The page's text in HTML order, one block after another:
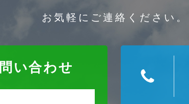
お気軽にご連絡ください。
い合わせ